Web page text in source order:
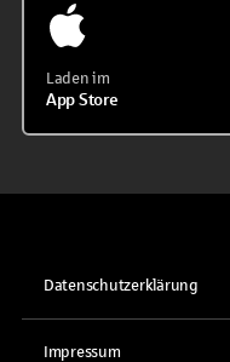
Laden im
App Store
Datenschutzerklärung
Impressum